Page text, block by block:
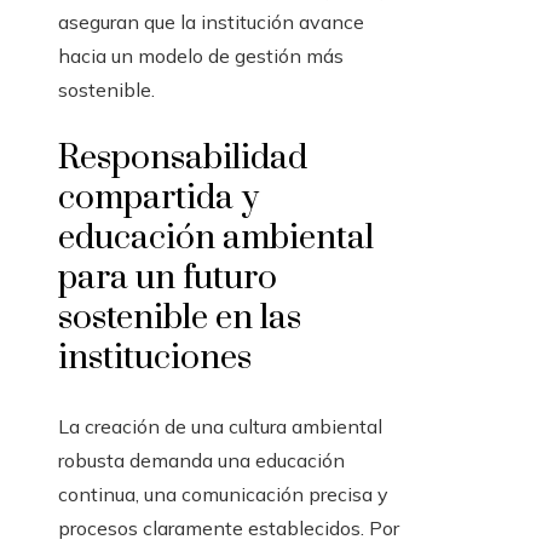
aseguran que la institución avance
hacia un modelo de gestión más
sostenible.
Responsabilidad
compartida y
educación ambiental
para un futuro
sostenible en las
instituciones
La creación de una cultura ambiental
robusta demanda una educación
continua, una comunicación precisa y
procesos claramente establecidos. Por